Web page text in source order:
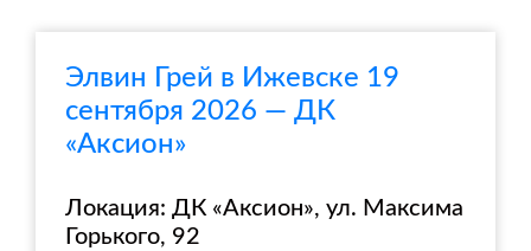
Элвин Грей в Ижевске 19
сентября 2026 — ДК
«Аксион»
Локация: ДК «Аксион», ул. Максима
Горького, 92